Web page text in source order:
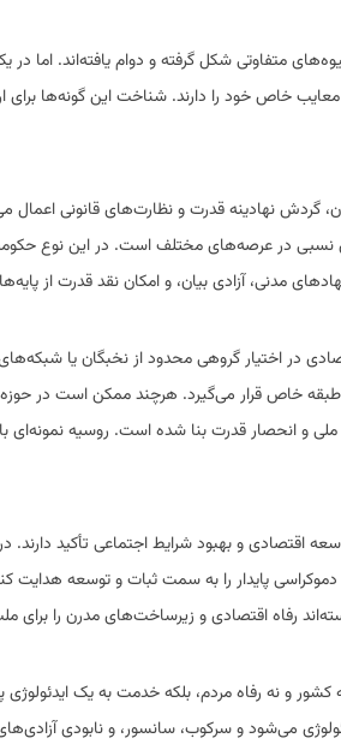
متفاوتی شکل گرفته و دوام یافته‌اند. اما در
خاص خود را دارند. شناخت این گونه‌ها برای
گردش نهادینه قدرت و نظارت‌های قانونی
نسبی در عرصه‌های مختلف است. در این نوع
مدنی، آزادی بیان، و امکان نقد قدرت از
در اختیار گروهی محدود از نخبگان یا شبکه‌های
طبقه خاص قرار می‌گیرد. هرچند ممکن است در
و انحصار قدرت بنا شده است. روسیه نمونه‌ای
اقتصادی و بهبود شرایط اجتماعی تأکید دارند.
دموکراسی پایدار را به سمت ثبات و توسعه
رفاه اقتصادی و زیرساخت‌های مدرن را برای
و نه رفاه مردم، بلکه خدمت به یک
می‌شود و سرکوب، سانسور، و نابودی